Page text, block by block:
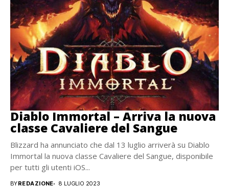
Diablo Immortal – Arriva la nuova
classe Cavaliere del Sangue
Blizzard ha annunciato che dal 13 luglio arriverà su Diablo
Immortal la nuova classe Cavaliere del Sangue, disponibile
per tutti gli utenti iOS...
BYREDAZIONE 8 LUGLIO 2023